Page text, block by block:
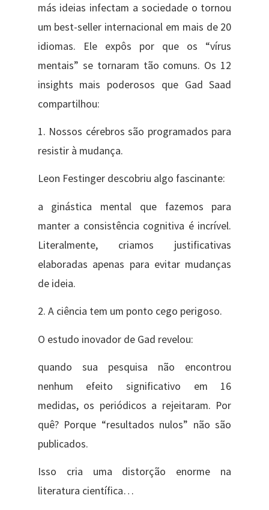
más ideias infectam a sociedade o tornou
um best-seller internacional em mais de 20
idiomas. Ele expôs por que os “vírus
mentais” se tornaram tão comuns. Os 12
insights mais poderosos que Gad Saad
compartilhou:
1. Nossos cérebros são programados para
resistir à mudança.
Leon Festinger descobriu algo fascinante:
a ginástica mental que fazemos para
manter a consistência cognitiva é incrível.
Literalmente, criamos justificativas
elaboradas apenas para evitar mudanças
de ideia.
2. A ciência tem um ponto cego perigoso.
O estudo inovador de Gad revelou:
quando sua pesquisa não encontrou
nenhum efeito significativo em 16
medidas, os periódicos a rejeitaram. Por
quê? Porque “resultados nulos” não são
publicados.
Isso cria uma distorção enorme na
literatura científica…